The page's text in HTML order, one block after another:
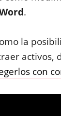
.
la
activos,
con